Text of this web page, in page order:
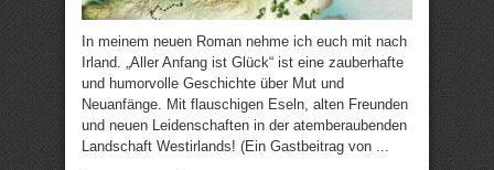
In meinem neuen Roman nehme ich euch mit nach
Irland. „Aller Anfang ist Glück“ ist eine zauberhafte
und humorvolle Geschichte über Mut und
Neuanfänge. Mit flauschigen Eseln, alten Freunden
und neuen Leidenschaften in der atemberaubenden
Landschaft Westirlands! (Ein Gastbeitrag von ...